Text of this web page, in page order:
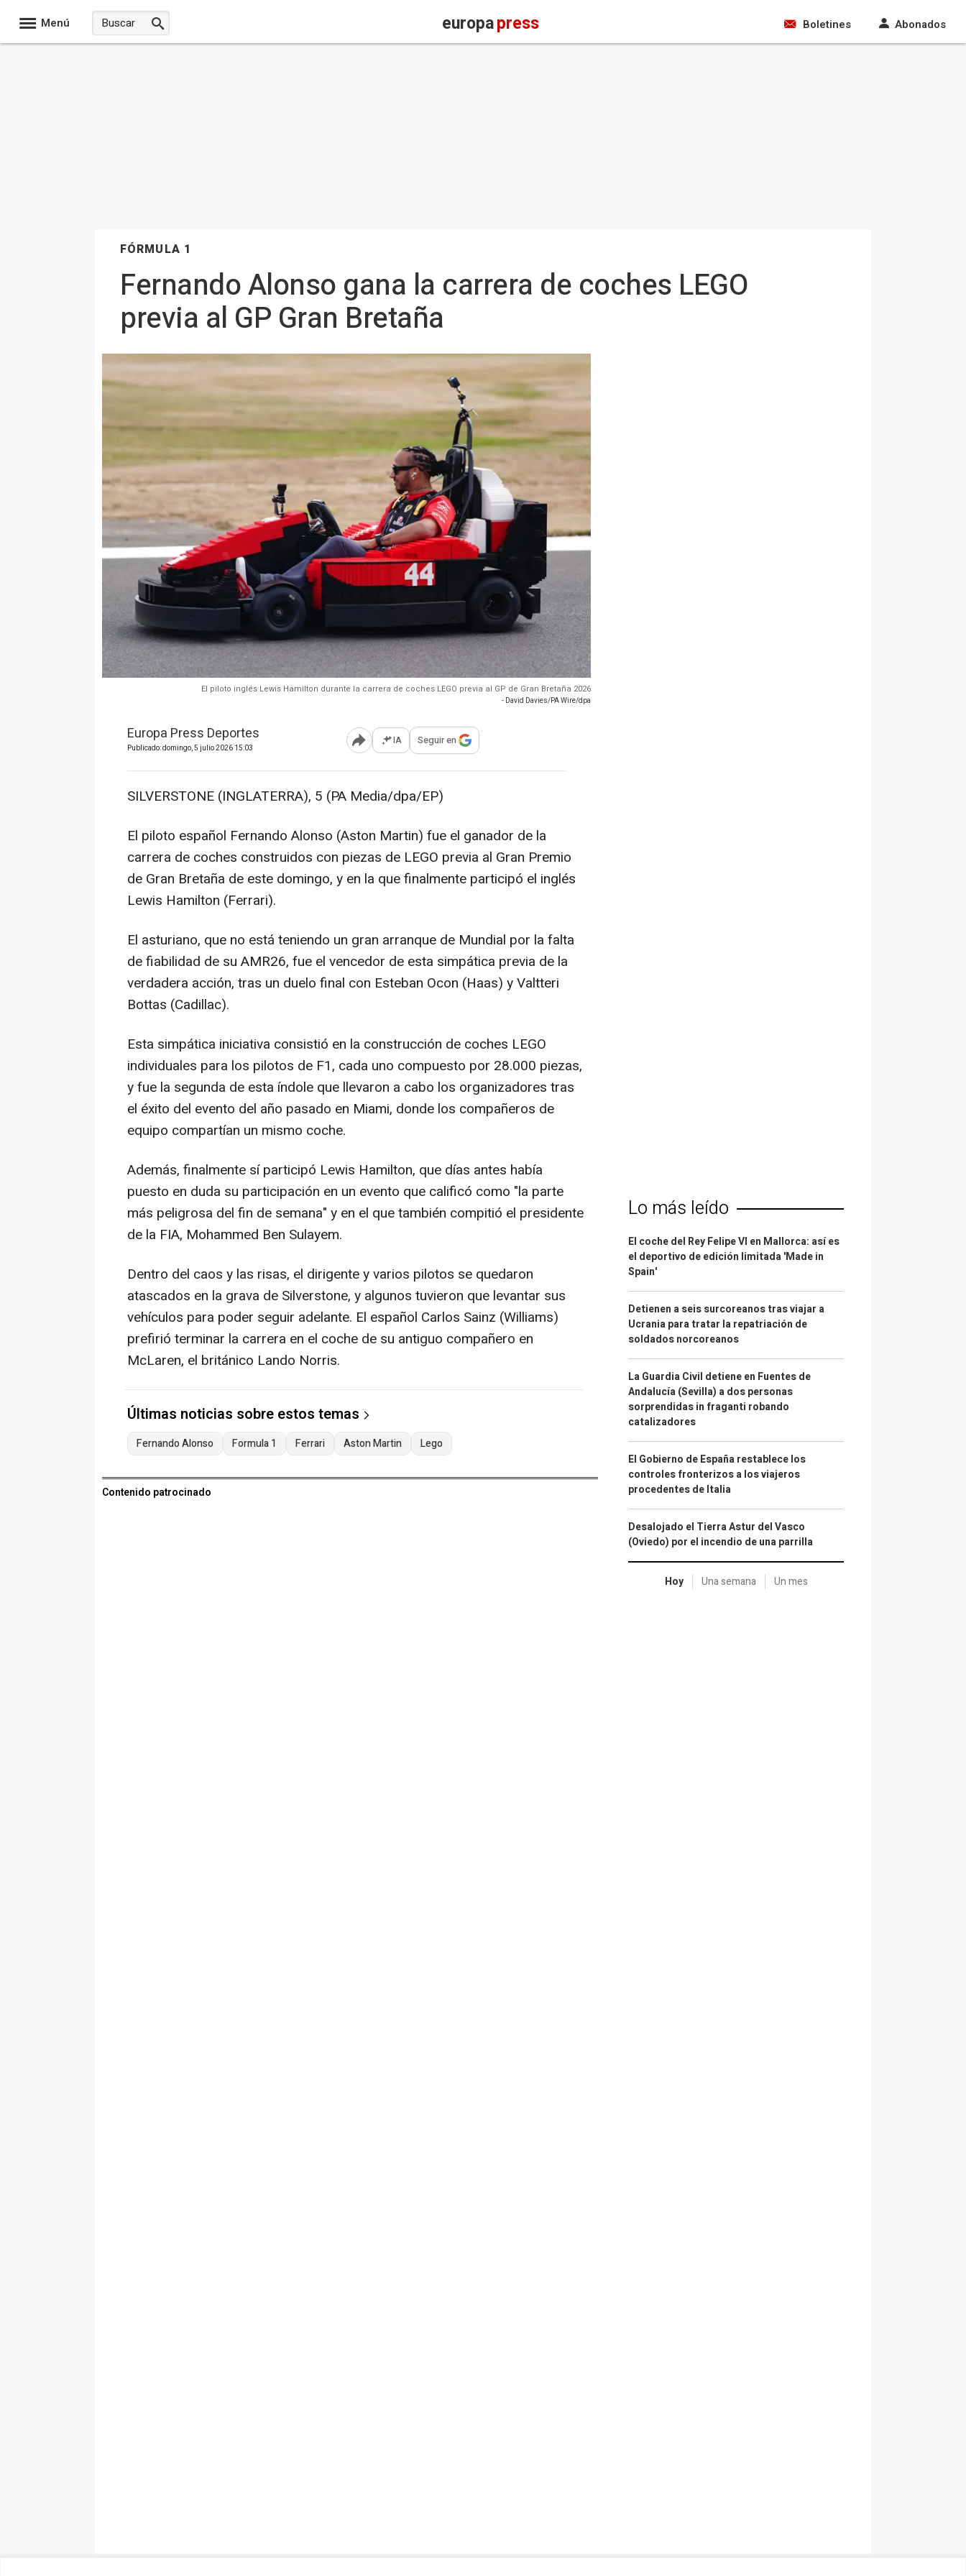
Menú europapress Boletines Abonados
FÓRMULA 1
Fernando Alonso gana la carrera de coches LEGO
previa al GP Gran Bretaña
El piloto inglés Lewis Hamilton durante la carrera de coches LEGO previa al GP de Gran Bretaña 2026
- David Davies/PA Wire/dpa
Europa Press Deportes
Publicado: domingo, 5 julio 2026 15:03 Abrir opciones para compartir
IA Seguir en
SILVERSTONE (INGLATERRA), 5 (PA Media/dpa/EP)
El piloto español Fernando Alonso (Aston Martin) fue el ganador de la
carrera de coches construidos con piezas de LEGO previa al Gran Premio
de Gran Bretaña de este domingo, y en la que finalmente participó el inglés
Lewis Hamilton (Ferrari).
El asturiano, que no está teniendo un gran arranque de Mundial por la falta
de fiabilidad de su AMR26, fue el vencedor de esta simpática previa de la
verdadera acción, tras un duelo final con Esteban Ocon (Haas) y Valtteri
Bottas (Cadillac).
Esta simpática iniciativa consistió en la construcción de coches LEGO
individuales para los pilotos de F1, cada uno compuesto por 28.000 piezas,
y fue la segunda de esta índole que llevaron a cabo los organizadores tras
el éxito del evento del año pasado en Miami, donde los compañeros de
equipo compartían un mismo coche.
Además, finalmente sí participó Lewis Hamilton, que días antes había
puesto en duda su participación en un evento que calificó como "la parte
más peligrosa del fin de semana" y en el que también compitió el presidente
de la FIA, Mohammed Ben Sulayem.
Dentro del caos y las risas, el dirigente y varios pilotos se quedaron
atascados en la grava de Silverstone, y algunos tuvieron que levantar sus
vehículos para poder seguir adelante. El español Carlos Sainz (Williams)
prefirió terminar la carrera en el coche de su antiguo compañero en
McLaren, el británico Lando Norris.
Últimas noticias sobre estos temas
Fernando Alonso Formula 1 Ferrari Aston Martin Lego
Contenido patrocinado
Lo más leído
El coche del Rey Felipe VI en Mallorca: así es
el deportivo de edición limitada 'Made in
Spain'
Detienen a seis surcoreanos tras viajar a
Ucrania para tratar la repatriación de
soldados norcoreanos
La Guardia Civil detiene en Fuentes de
Andalucía (Sevilla) a dos personas
sorprendidas in fraganti robando
catalizadores
El Gobierno de España restablece los
controles fronterizos a los viajeros
procedentes de Italia
Desalojado el Tierra Astur del Vasco
(Oviedo) por el incendio de una parrilla
Hoy Una semana Un mes